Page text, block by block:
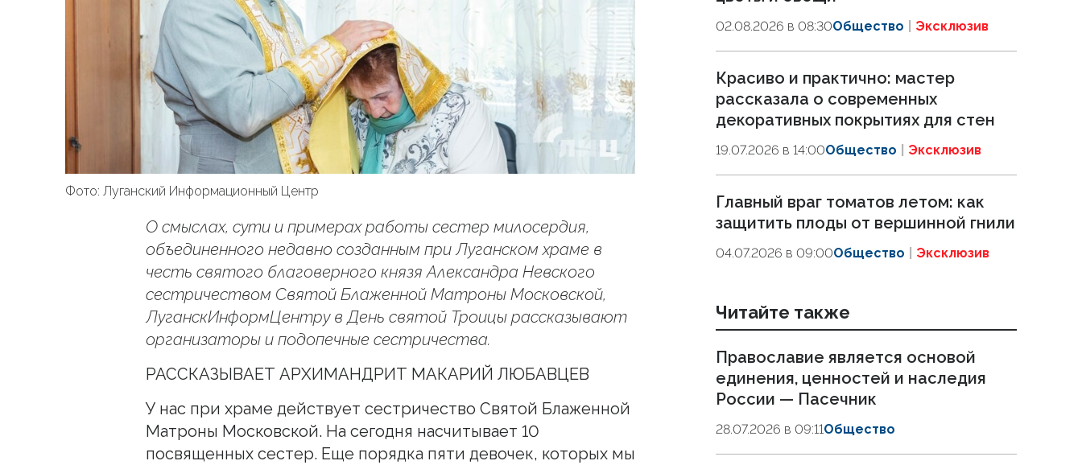
Фото: Луганский Информационный Центр
О смыслах, сути и примерах работы сестер милосердия,
объединенного недавно созданным при Луганском храме в
честь святого благоверного князя Александра Невского
сестричеством Святой Блаженной Матроны Московской,
ЛуганскИнформЦентру в День святой Троицы рассказывают
организаторы и подопечные сестричества.
РАССКАЗЫВАЕТ АРХИМАНДРИТ МАКАРИЙ ЛЮБАВЦЕВ
У нас при храме действует сестричество Святой Блаженной
Матроны Московской. На сегодня насчитывает 10
посвященных сестер. Еще порядка пяти девочек, которых мы
02.08.2026 в 08:30Общество Эксклюзив
Красиво и практично: мастер
рассказала о современных
декоративных покрытиях для стен
19.07.2026 в 14:00Общество Эксклюзив
Главный враг томатов летом: как
защитить плоды от вершинной гнили
04.07.2026 в 09:00Общество Эксклюзив
Читайте также
Православие является основой
единения, ценностей и наследия
России — Пасечник
28.07.2026 в 09:11Общество